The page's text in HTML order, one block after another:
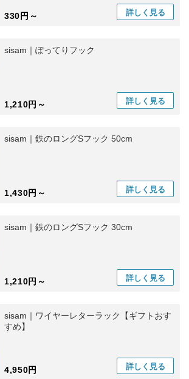
330円～ 詳しく 見る
sisam｜ぽってりフック
1,210円～ 詳しく 見る
sisam｜鉄のロングSフック 50cm
1,430円～ 詳しく 見る
sisam｜鉄のロングSフック 30cm
1,210円～ 詳しく 見る
sisam｜ワイヤーレターラック【ギフトおす
すめ】
4,950円 詳しく 見る